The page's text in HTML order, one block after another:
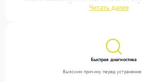
Ежемесячно в сервисный центр поступает от 300
за задачи любой сложности и поддерживаем высокий
Читать далее
Быстрая диагностика
Выясним причину перед